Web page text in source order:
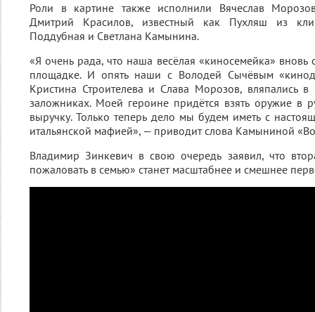
Роли в картине также исполнили Вячеслав
Дмитрий Красилов, известный как Пухляш из
Поддубная и Светлана Камынина.
«Я очень рада, что наша весёлая «киносемейка» вновь
площадке. И опять наши с Володей Сычёвым
Кристина Строителева и Слава Морозов, вляпались
заложниках. Моей героине придётся взять оружие в
выручку. Только теперь дело мы будем иметь с
итальянской мафией», — приводит слова Камыниной
Владимир Зинкевич в свою очередь заявил, что
пожаловать в семью» станет масштабнее и смешнее